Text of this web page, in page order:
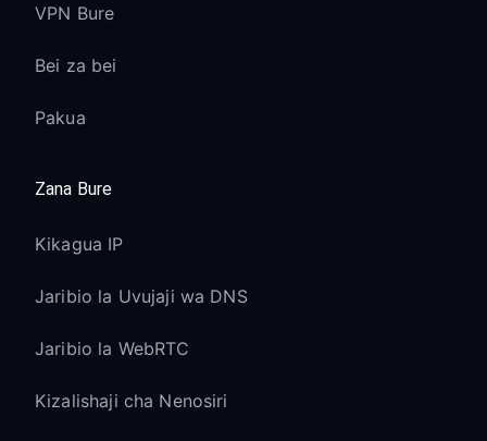
VPN Bure
Bei za bei
Pakua
Zana Bure
Kikagua IP
Jaribio la Uvujaji wa DNS
Jaribio la WebRTC
Kizalishaji cha Nenosiri